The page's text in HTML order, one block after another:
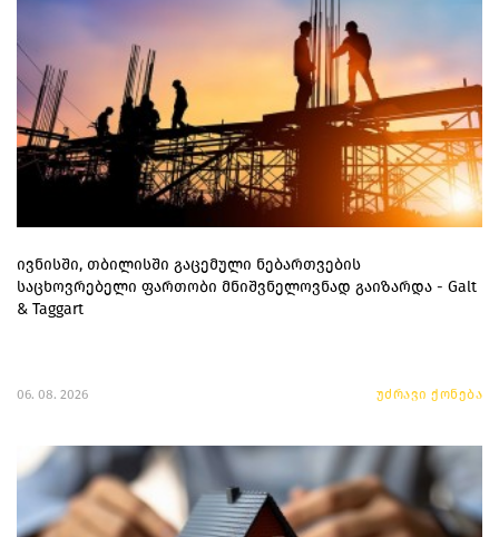
ივნისში, თბილისში გაცემული ნებართვების
საცხოვრებელი ფართობი მნიშვნელოვნად გაიზარდა - Galt
& Taggart
06. 08. 2026 უძრავი ქონება